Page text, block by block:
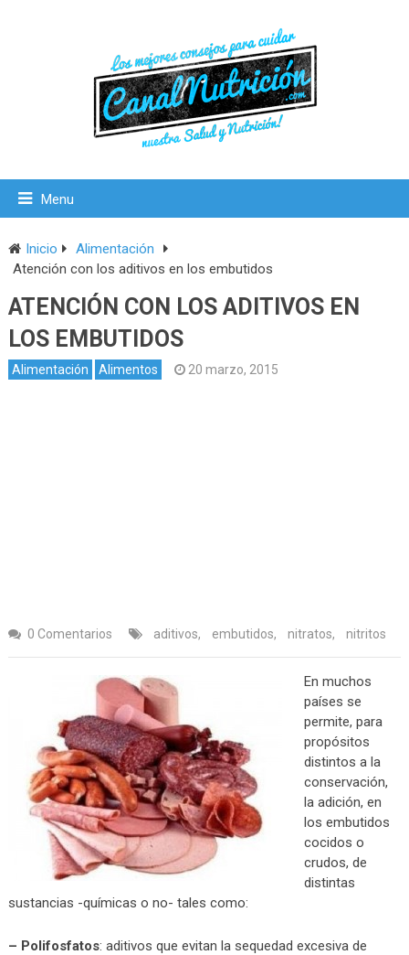
Menu
Inicio
Alimentación
Atención con los aditivos en los embutidos
ATENCIÓN CON LOS ADITIVOS EN
LOS EMBUTIDOS
Alimentación Alimentos 20 marzo, 2015
0 Comentarios aditivos, embutidos, nitratos, nitritos
En muchos
países se
permite, para
propósitos
distintos a la
conservación,
la adición, en
los embutidos
cocidos o
crudos, de
distintas
sustancias -químicas o no- tales como:
– Polifosfatos: aditivos que evitan la sequedad excesiva de